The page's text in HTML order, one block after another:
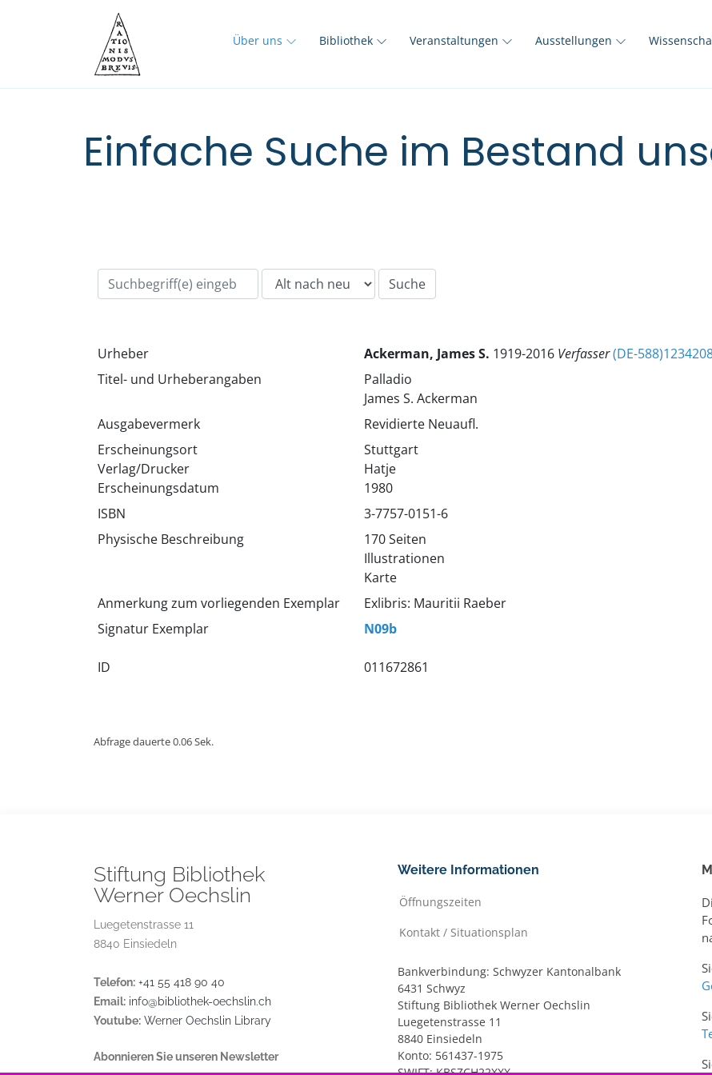
Über uns Bibliothek Veranstaltungen Ausstellungen
Einfache Suche im Bestand
Urheber Ackerman, James S. 1919-2016 Verfasser(DE-
Titel- und Urheberangaben
Palladio
James S. Ackerman
Ausgabevermerk
Revidierte Neuaufl.
Erscheinungsort
Verlag/Drucker
Erscheinungsdatum
Stuttgart
Hatje
1980
ISBN
3-7757-0151-6
Physische Beschreibung
170 Seiten
Illustrationen
Karte
Anmerkung zum vorliegenden Exemplar
Exlibris: Mauritii Raeber
Signatur Exemplar
N09b
ID 011672861
Abfrage dauerte 0.06 Sek.
Stiftung Bibliothek
Werner Oechslin
Luegetenstrasse 11
8840 Einsiedeln
Telefon: +41 55 418 90 40
Email: info@bibliothek-oechslin.ch
Youtube: Werner Oechslin Library
Abonnieren Sie unseren Newsletter
Weitere Informationen
Öffnungszeiten
Kontakt / Situationsplan
Bankverbindung: Schwyzer Kantonalbank
6431 Schwyz
Stiftung Bibliothek Werner Oechslin
Luegetenstrasse 11
8840 Einsiedeln
Konto: 561437-1975